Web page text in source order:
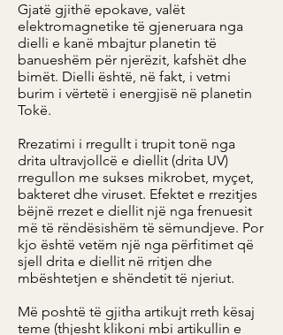
Gjatë gjithë epokave, valët
elektromagnetike të gjeneruara nga
dielli e kanë mbajtur planetin të
banueshëm për njerëzit, kafshët dhe
bimët. Dielli është, në fakt, i vetmi
burim i vërtetë i energjisë në planetin
Tokë.
Rrezatimi i rregullt i trupit tonë nga
drita ultravjollcë e diellit (drita UV)
rregullon me sukses mikrobet, myçet,
bakteret dhe viruset. Efektet e rrezitjes
bëjnë rrezet e diellit një nga frenuesit
më të rëndësishëm të sëmundjeve. Por
kjo është vetëm një nga përfitimet që
sjell drita e diellit në rritjen dhe
mbështetjen e shëndetit të njeriut.
Më poshtë të gjitha artikujt rreth kësaj
teme (thjesht klikoni mbi artikullin e